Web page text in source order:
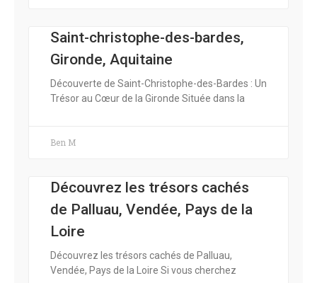
Saint-christophe-des-bardes,
Gironde, Aquitaine
Découverte de Saint-Christophe-des-Bardes : Un
Trésor au Cœur de la Gironde Située dans la
Ben M
Découvrez les trésors cachés
de Palluau, Vendée, Pays de la
Loire
Découvrez les trésors cachés de Palluau,
Vendée, Pays de la Loire Si vous cherchez